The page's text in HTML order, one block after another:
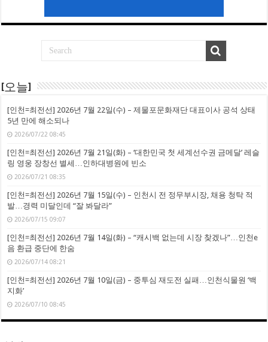
[오늘]
[인천=최전선] 2026년 7월 22일(수) – 제물포문화재단 대표이사 공석 상태
5년 만에 해소되나
2026/07/22 08:45
[인천=최전선] 2026년 7월 21일(화) – ‘대한민국 첫 세계선수권 금메달’ 레슬
링 영웅 장창선 별세…인하대병원에 빈소
2026/07/21 08:35
[인천=최전선] 2026년 7월 15일(수) – 인천시 전 정무부시장, 채용 청탁 적
발…경력 미달인데 “잘 봐달라”
2026/07/15 09:07
[인천=최전선] 2026년 7월 14일(화) – “캐시백 없는데 시장 찾겠나”…인천e
음 환급 중단에 한숨
2026/07/14 08:21
[인천=최전선] 2026년 7월 10일(금) – 중투심 재도전 실패…인천식물원 ‘백
지화’
2026/07/10 08:45